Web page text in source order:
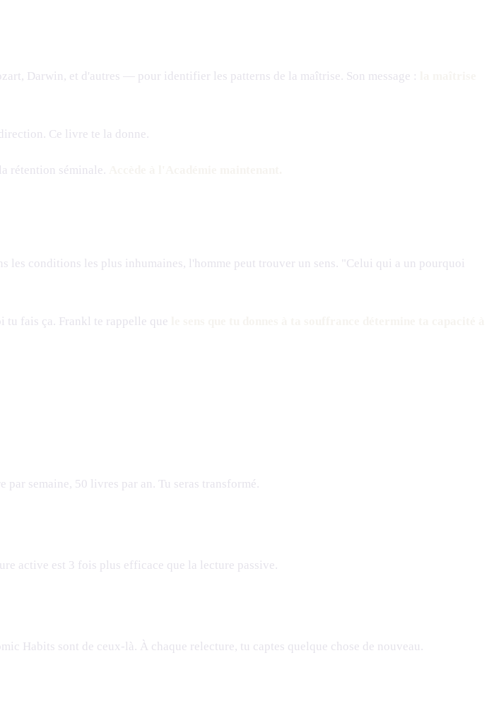
Darwin, et d'autres — pour identifier les patterns de la maîtrise. Son message :
Ce livre te la donne.
rétention séminale.
les conditions les plus inhumaines, l'homme peut trouver un sens. "Celui qui a un pourquoi
tu fais ça. Frankl te rappelle que
par semaine, 50 livres par an. Tu seras transformé.
active est 3 fois plus efficace que la lecture passive.
Habits sont de ceux-là. À chaque relecture, tu captes quelque chose de nouveau.